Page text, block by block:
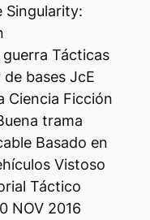
guerra Tácticas
bases JcE
Ciencia Ficción
trama
Basado en
Vistoso
Táctico
NOV 2016